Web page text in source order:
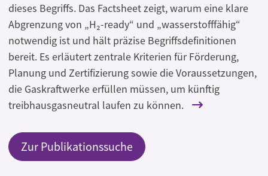
dieses Begriffs. Das Factsheet zeigt, warum eine klare
Abgrenzung von „H₂-ready“ und „wasserstofffähig“
notwendig ist und hält präzise Begriffsdefinitionen
bereit. Es erläutert zentrale Kriterien für Förderung,
Planung und Zertifizierung sowie die Voraussetzungen,
die Gaskraftwerke erfüllen müssen, um künftig
treibhausgasneutral laufen zu können.
Zur Publikationssuche